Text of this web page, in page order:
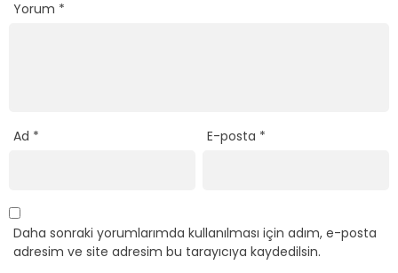
Yorum *
Ad * E-posta *
Daha sonraki yorumlarımda kullanılması için adım, e-posta
adresim ve site adresim bu tarayıcıya kaydedilsin.